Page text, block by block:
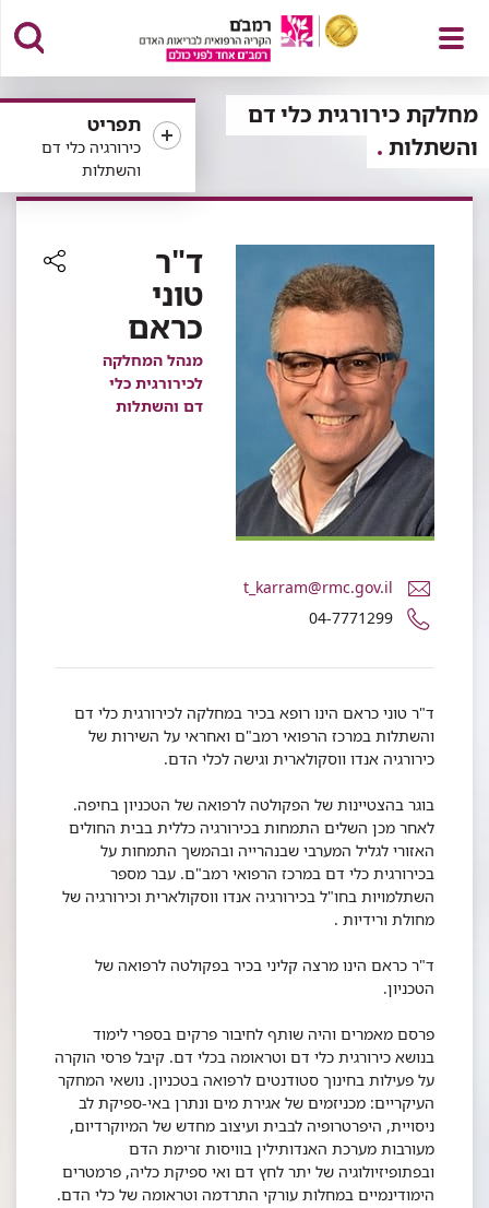
פתח
תפריט
תפריט
כירורגיה כלי דם
והשתלות
מחלקת כירורגית כלי דם
והשתלות
ד"ר
טוני
כראם
מנהל המחלקה
לכירורגית כלי
דם והשתלות
דואר
אלקטרוני
ד"ר
כראם
t_karram@rmc.gov.il
מספר
טלפון
טוני
כראם
04-7771299
ד"ר טוני כראם הינו רופא בכיר במחלקה לכירורגית כלי דם
והשתלות במרכז הרפואי רמב"ם ואחראי על השירות של
כירורגיה אנדו ווסקולארית וגישה לכלי הדם.
בוגר בהצטיינות של הפקולטה לרפואה של הטכניון בחיפה.
לאחר מכן השלים התמחות בכירורגיה כללית בבית החולים
האזורי לגליל המערבי שבנהרייה ובהמשך התמחות על
בכירורגית כלי דם במרכז הרפואי רמב"ם. עבר מספר
השתלמויות בחו"ל בכירורגיה אנדו ווסקולארית וכירורגיה של
מחולת ורידיות .
ד"ר כראם הינו מרצה קליני בכיר בפקולטה לרפואה של
הטכניון.
פרסם מאמרים והיה שותף לחיבור פרקים בספרי לימוד
בנושא כירורגית כלי דם וטראומה בכלי דם. קיבל פרסי הוקרה
על פעילות בחינוך סטודנטים לרפואה בטכניון. נושאי המחקר
העיקריים: מכניזמים של אגירת מים ונתרן באי-ספיקת לב
ניסויית, היפרטרופיה לבבית ועיצוב מחדש של המיוקרדיום,
מעורבות מערכת האנדותילין בוויסות זרימת הדם
ובפתופיזיולוגיה של יתר לחץ דם ואי ספיקת כליה, פרמטרים
הימודינמיים במחלות עורקי התרדמה וטראומה של כלי הדם.